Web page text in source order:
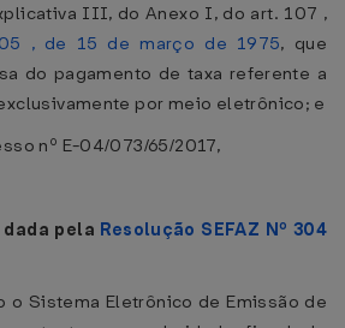
III, do Anexo I, do art. 107 ,
, de 15 de março de 1975, que
do pagamento de taxa referente a
por meio eletrônico; e
nº E-04/073/65/2017,
pela Resolução SEFAZ Nº 304
o Sistema Eletrônico de Emissão de